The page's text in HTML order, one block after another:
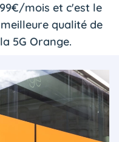
mois et c'est le
qualité de
5G Orange.